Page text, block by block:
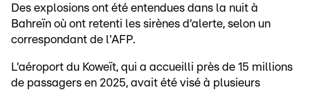
Des explosions ont été entendues dans la nuit à
Bahreïn où ont retenti les sirènes d'alerte, selon un
correspondant de l'AFP.
L'aéroport du Koweït, qui a accueilli près de 15 millions
de passagers en 2025, avait été visé à plusieurs